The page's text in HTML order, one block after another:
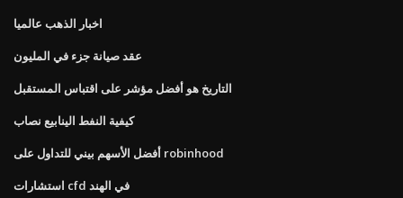
اخبار الذهب عالميا
عقد صيانة جزء في المليون
التاريخ هو أفضل مؤشر على اقتباس المستقبل
كيفية النفط الينابيع نصاب
أفضل الأسهم بيني للتداول على robinhood
استشارات cfd في الهند